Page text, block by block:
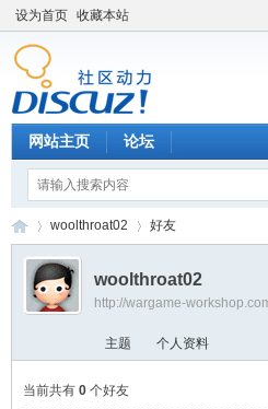
设为首页 收藏本站
网站主页 论坛
›
woolthroat02 好友
woolthroat02
http://wargame-
主题 个人资料
当前共有 0个好友